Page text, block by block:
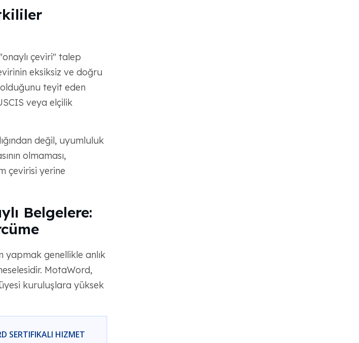
çeviri" talep
eksiksiz ve doğru
teyit eden
veya elçilik
değil, uyumluluk
olmaması,
çevirisi yerine
Belgelere:
yapmak genellikle anlık
MotaWord,
kuruluşlara yüksek
SERTIFIKALI HIZMET